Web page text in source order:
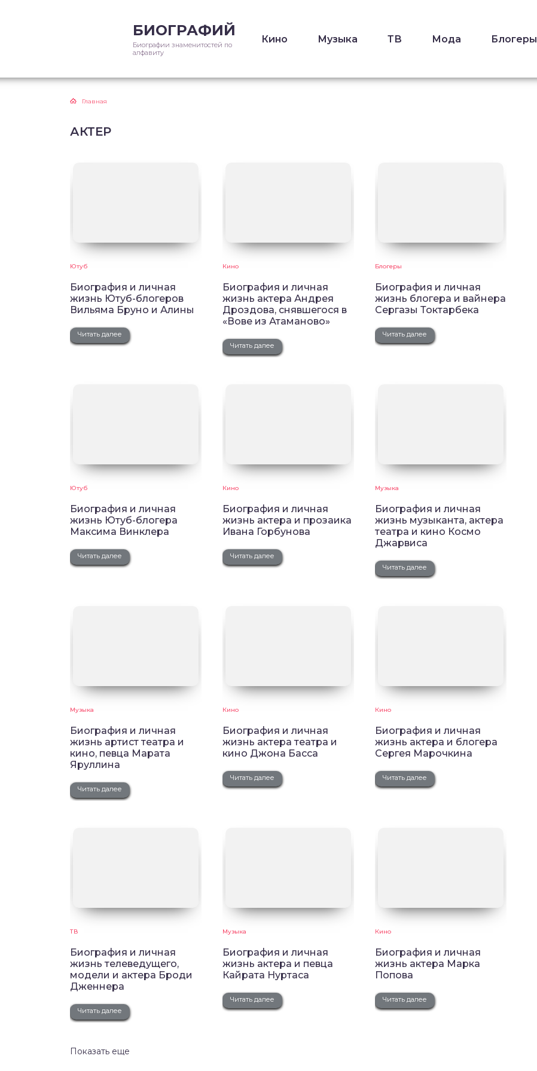
БИОГРАФИЙ
Биографии знаменитостей по
алфавиту
Кино Музыка ТВ Мода Блогеры
Главная
АКТЕР
Ютуб
Биография и личная
жизнь Ютуб-блогеров
Вильяма Бруно и Алины
Читать далее
Кино
Биография и личная
жизнь актера Андрея
Дроздова, снявшегося в
«Вове из Атаманово»
Читать далее
Блогеры
Биография и личная
жизнь блогера и вайнера
Сергазы Токтарбека
Читать далее
Ютуб
Биография и личная
жизнь Ютуб-блогера
Максима Винклера
Читать далее
Кино
Биография и личная
жизнь актера и прозаика
Ивана Горбунова
Читать далее
Музыка
Биография и личная
жизнь музыканта, актера
театра и кино Космо
Джарвиса
Читать далее
Музыка
Биография и личная
жизнь артист театра и
кино, певца Марата
Яруллина
Читать далее
Кино
Биография и личная
жизнь актера театра и
кино Джона Басса
Читать далее
Кино
Биография и личная
жизнь актера и блогера
Сергея Марочкина
Читать далее
ТВ
Биография и личная
жизнь телеведущего,
модели и актера Броди
Дженнера
Читать далее
Музыка
Биография и личная
жизнь актера и певца
Кайрата Нуртаса
Читать далее
Кино
Биография и личная
жизнь актера Марка
Попова
Читать далее
Показать еще